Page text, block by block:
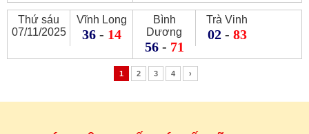
Thứ sáu
07/11/2025
Vĩnh Long
36- 14
Bình
Dương
56- 71
Trà Vinh
02- 83
1 2 3 4 ›